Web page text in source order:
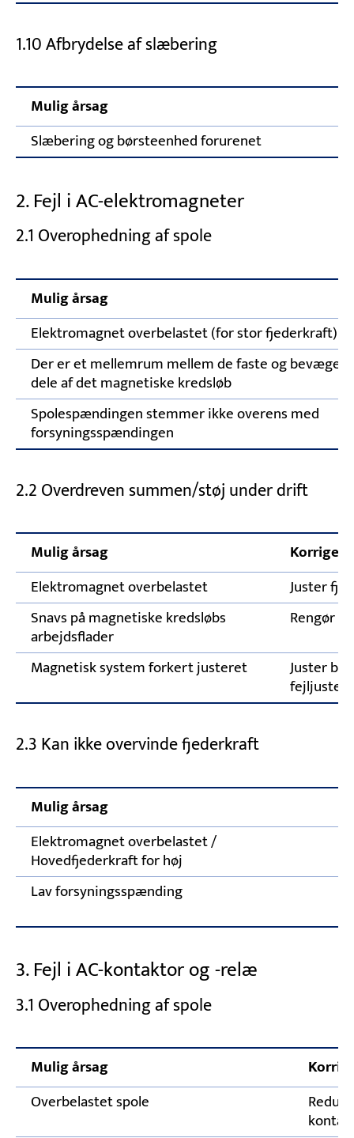
1.10 Afbrydelse af slæbering
Mulig årsag
Slæbering og børsteenhed forurenet
2. Fejl i AC-elektromagneter
2.1 Overophedning af spole
Mulig årsag
Elektromagnet overbelastet (for stor fjederkraft)
Der er et mellemrum mellem de faste og
dele af det magnetiske kredsløb
Spolespændingen stemmer ikke overens med
forsyningsspændingen
2.2 Overdreven summen/støj under drift
Mulig årsag
Elektromagnet overbelastet
Juster
Snavs på magnetiske kredsløbs
arbejdsflader
Rengør
Magnetisk system forkert justeret Juster
2.3 Kan ikke overvinde fjederkraft
Mulig årsag
Elektromagnet overbelastet /
Hovedfjederkraft for høj
Lav forsyningsspænding
3. Fejl i AC-kontaktor og -relæ
3.1 Overophedning af spole
Mulig årsag
Overbelastet spole